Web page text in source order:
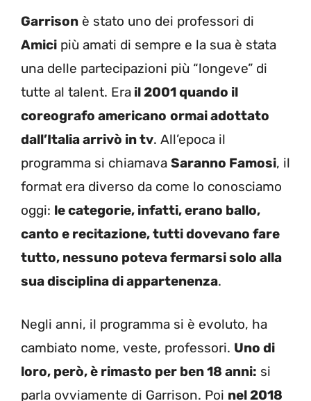
Garrison è stato uno dei professori di
Amici più amati di sempre e la sua è stata
una delle partecipazioni più “longeve” di
tutte al talent. Era il 2001 quando il
coreografo americano ormai adottato
dall’Italia arrivò in tv. All’epoca il
programma si chiamava Saranno Famosi, il
format era diverso da come lo conosciamo
oggi: le categorie, infatti, erano ballo,
canto e recitazione, tutti dovevano fare
tutto, nessuno poteva fermarsi solo alla
sua disciplina di appartenenza.
Negli anni, il programma si è evoluto, ha
cambiato nome, veste, professori. Uno di
loro, però, è rimasto per ben 18 anni: si
parla ovviamente di Garrison. Poi nel 2018